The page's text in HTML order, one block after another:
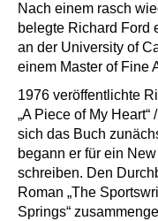
Nach einem rasch
belegte Richard Ford
an der University of
einem Master of Fine
1976 veröffentlichte
„A Piece of My Heart“
sich das Buch
begann er für ein
schreiben. Den
Roman „The
Springs“